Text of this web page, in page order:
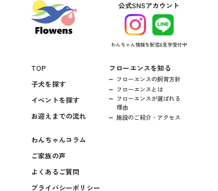
公式SNSアカウント
わんちゃん情報を配信&見学受付中
TOP
子犬を探す
イベントを探す
お迎えまでの流れ
フローエンスを知る
フローエンスの飼育方針
フローエンスとは
フローエンスが選ばれる
理由
施設のご紹介・アクセス
わんちゃんコラム
ご家族の声
よくあるご質問
プライバシーポリシー